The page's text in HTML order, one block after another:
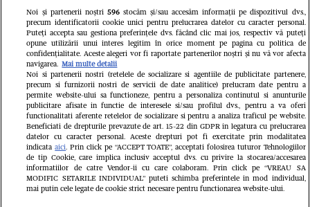
Noi și partenerii noștri 596stocăm și/sau accesăm informații pe dispozitivul dvs.,
precum identificatorii cookie unici pentru prelucrarea datelor cu caracter personal.
Puteți accepta sau gestiona preferințele dvs. făcând clic mai jos, respectiv vă puteți
opune utilizării unui interes legitim în orice moment pe pagina cu politica de
confidențialitate. Aceste alegeri vor fi raportate partenerilor noștri și nu vă vor afecta
navigarea. Mai multe detalii
Noi si partenerii nostri (retelele de socializare si agentiile de publicitate partenere,
precum si furnizorii nostri de servicii de date analitice) prelucram date pentru a
permite website-ului sa functioneze, pentru a personaliza continutul si anunturile
publicitare afisate in functie de interesele si/sau profilul dvs., pentru a va oferi
functionalitati aferente retelelor de socializare si pentru a analiza traficul pe website.
Beneficiati de drepturile prevazute de art. 15-22 din GDPR in legatura cu prelucrarea
datelor cu caracter personal. Aceste drepturi pot fi exercitate prin modalitatea
indicataaici. Prin click pe “ACCEPT TOATE”, acceptati folosirea tuturor Tehnologiilor
de tip Cookie, care implica inclusiv acceptul dvs. cu privire la stocarea/accesarea
informatiilor de catre Vendor-ii cu care colaboram. Prin click pe “VREAU SA
MODIFIC SETARILE INDIVIDUAL” puteti schimba preferintele in mod individual,
mai putin cele legate de cookie strict necesare pentru functionarea website-ului.